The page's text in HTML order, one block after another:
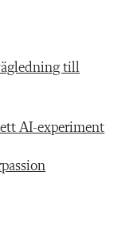
till
AI-experiment